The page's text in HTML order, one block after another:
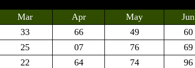
Mar Apr May Jun
33 66 49 60
25 07 76 69
22 64 74 96